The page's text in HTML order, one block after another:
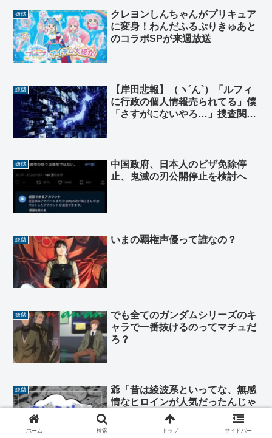
嫌儲
クレヨンしんちゃんがプリキュア
に変身！わんだふるぷりきゅあと
のコラボSPが来週放送
嫌儲
【岸田悲報】（ヽ´ん`）「ルフィ
に行政の個人情報売られてる」僕
「さすがにないやろ…」捜査関係
嫌儲
中国政府、日本人のビザ免除停
止、鬼滅の刃公開停止を検討へ
嫌儲 いまの覇権声優って誰なの？
嫌儲
でも全てのガンダムシリーズのキ
ャラで一番抜けるのってマチュだ
ろ？
嫌儲
爺「昔は綾波系といってな、無感
情なヒロインが人気だったんじゃ
ホーム 検索 トップ サイドバー